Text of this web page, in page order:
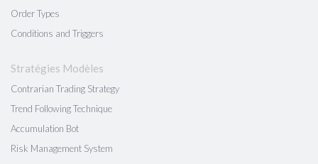
Order Types
Conditions and Triggers
Stratégies Modèles
Contrarian Trading Strategy
Trend Following Technique
Accumulation Bot
Risk Management System